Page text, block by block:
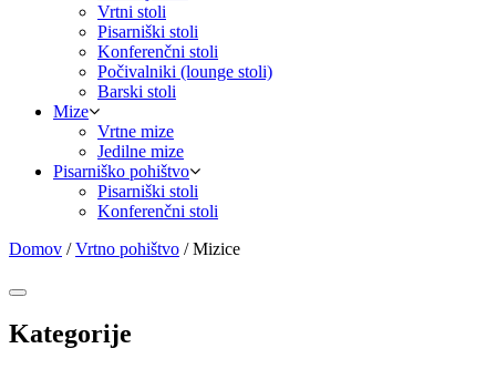
Vrtni stoli
Pisarniški stoli
Konferenčni stoli
Počivalniki (lounge stoli)
Barski stoli
Mize
Vrtne mize
Jedilne mize
Pisarniško pohištvo
Pisarniški stoli
Konferenčni stoli
Domov /Vrtno pohištvo /Mizice
Kategorije